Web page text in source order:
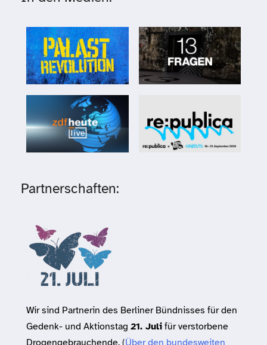
Partnerschaften:
Wir sind Partnerin des Berliner Bündnisses für den
Gedenk- und Aktionstag 21. Julifür verstorbene
Drogengebrauchende. (Über den bundesweiten